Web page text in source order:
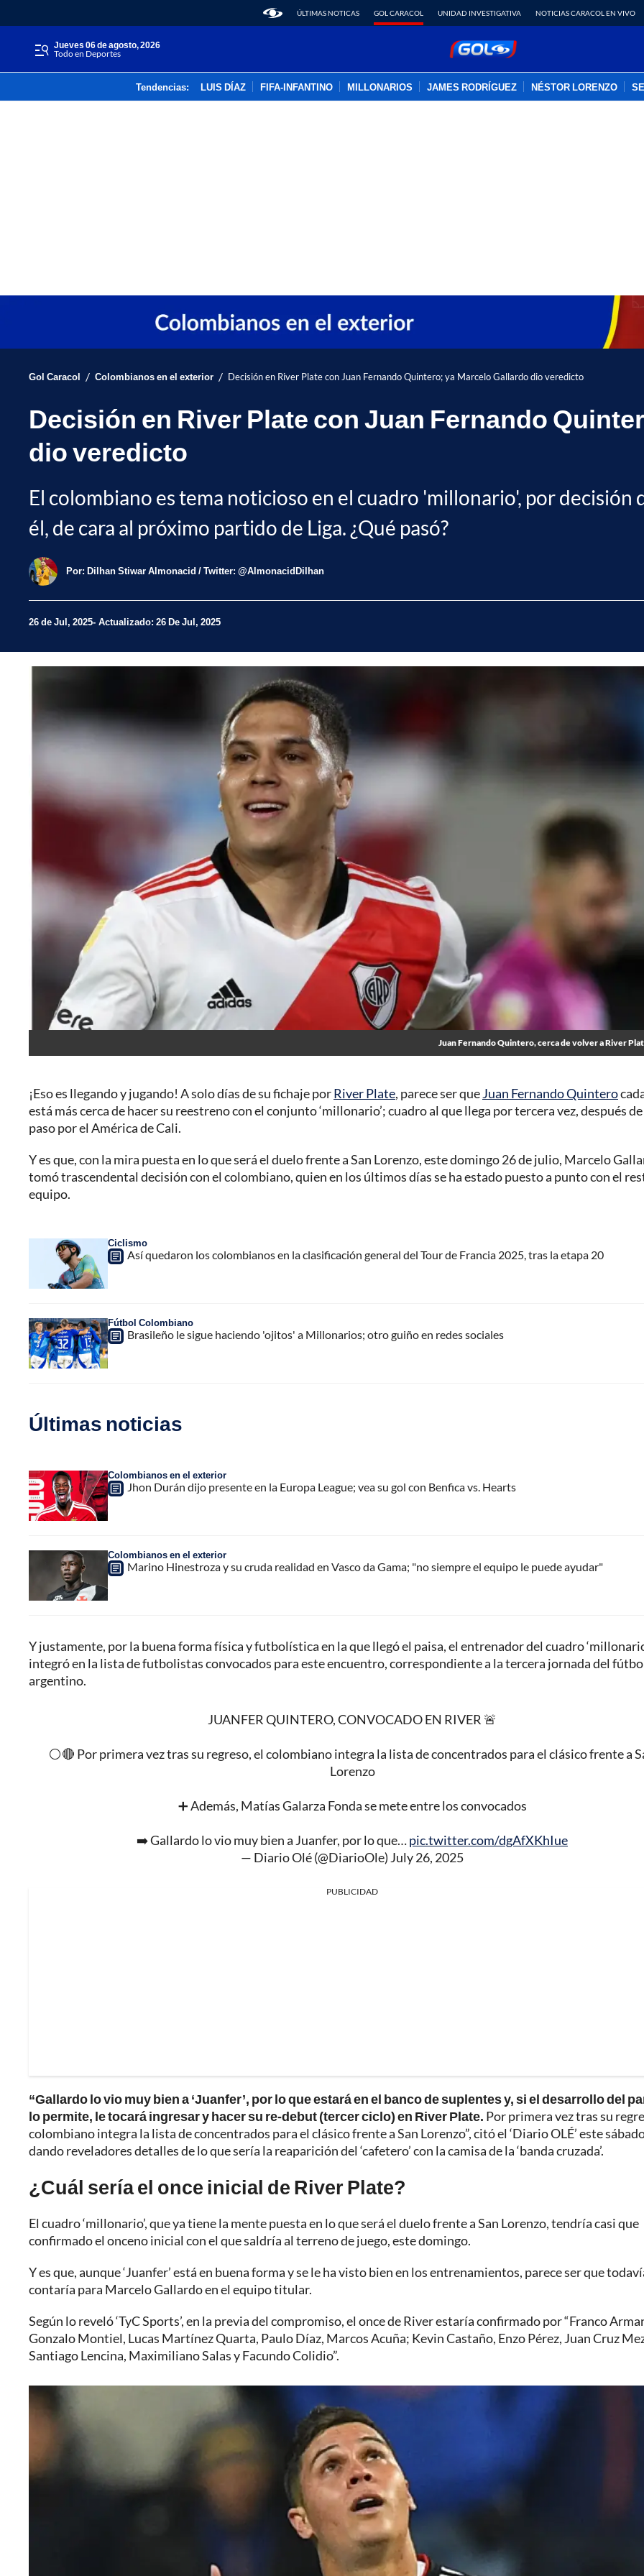
ÚLTIMAS NOTICAS GOL CARACOL UNIDAD INVESTIGATIVA NOTICIAS CARACOL EN VIVO
jueves 06 de agosto, 2026
Todo en Deportes
Tendencias: LUIS DÍAZ FIFA-INFANTINO MILLONARIOS JAMES RODRÍGUEZ NÉSTOR LORENZO
Gol Caracol / Colombianos en el exterior / Decisión en River Plate con Juan Fernando Quintero; ya Marcelo Gallardo dio veredicto
Decisión en River Plate con Juan Fernando
dio veredicto
El colombiano es tema noticioso en el cuadro 'millonario', por decisión
él, de cara al próximo partido de Liga. ¿Qué pasó?
Por: Dilhan Stiwar Almonacid / Twitter: @AlmonacidDilhan
26 de Jul, 2025 Actualizado: 26 De Jul, 2025
Juan Fernando Quintero, cerca de volver a River
¡Eso es llegando y jugando! A solo días de su fichaje porRiver Plate, parece ser queJuan Fernando Quintero
está más cerca de hacer su reestreno con el conjunto ‘millonario’; cuadro al que llega por tercera vez, después de
paso por el América de Cali.
Y es que, con la mira puesta en lo que será el duelo frente a San Lorenzo, este domingo 26 de julio, Marcelo
tomó trascendental decisión con el colombiano, quien en los últimos días se ha estado puesto a punto con el
equipo.
Ciclismo
Así quedaron los colombianos en la clasificación general del Tour de Francia 2025, tras la etapa 20
Fútbol Colombiano
Brasileño le sigue haciendo 'ojitos' a Millonarios; otro guiño en redes sociales
Últimas noticias
Colombianos en el exterior
Jhon Durán dijo presente en la Europa League; vea su gol con Benfica vs. Hearts
Colombianos en el exterior
Marino Hinestroza y su cruda realidad en Vasco da Gama; "no siempre el equipo le puede ayudar"
Y justamente, por la buena forma física y futbolística en la que llegó el paisa, el entrenador del cuadro
integró en la lista de futbolistas convocados para este encuentro, correspondiente a la tercera jornada del
argentino.
JUANFER QUINTERO, CONVOCADO EN RIVER 🚨
⚪️🔴 Por primera vez tras su regreso, el colombiano integra la lista de concentrados para el clásico frente a
Lorenzo
➕ Además, Matías Galarza Fonda se mete entre los convocados
➡️ Gallardo lo vio muy bien a Juanfer, por lo que…pic.twitter.com/dgAfXKhIue
— Diario Olé (@DiarioOle) July 26, 2025
PUBLICIDAD
“Gallardo lo vio muy bien a ‘Juanfer’, por lo que estará en el banco de suplentes y, si el desarrollo del
lo permite, le tocará ingresar y hacer su re-debut (tercer ciclo) en River Plate. Por primera vez tras su
colombiano integra la lista de concentrados para el clásico frente a San Lorenzo”, citó el ‘Diario OLÉ’ este
dando reveladores detalles de lo que sería la reaparición del ‘cafetero’ con la camisa de la ‘banda cruzada’.
¿Cuál sería el once inicial de River Plate?
El cuadro ‘millonario’, que ya tiene la mente puesta en lo que será el duelo frente a San Lorenzo, tendría casi que
confirmado el onceno inicial con el que saldría al terreno de juego, este domingo.
Y es que, aunque ‘Juanfer’ está en buena forma y se le ha visto bien en los entrenamientos, parece ser que
contaría para Marcelo Gallardo en el equipo titular.
Según lo reveló ‘TyC Sports’, en la previa del compromiso, el once de River estaría confirmado por “Franco
Gonzalo Montiel, Lucas Martínez Quarta, Paulo Díaz, Marcos Acuña; Kevin Castaño, Enzo Pérez, Juan Cruz
Santiago Lencina, Maximiliano Salas y Facundo Colidio”.